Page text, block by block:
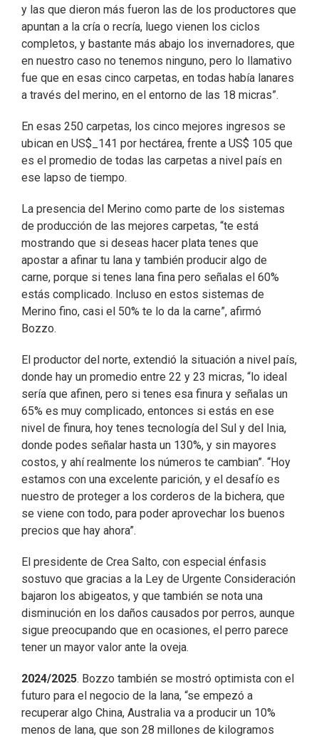
y las que dieron más fueron las de los productores que
apuntan a la cría o recría, luego vienen los ciclos
completos, y bastante más abajo los invernadores, que
en nuestro caso no tenemos ninguno, pero lo llamativo
fue que en esas cinco carpetas, en todas había lanares
a través del merino, en el entorno de las 18 micras”.
En esas 250 carpetas, los cinco mejores ingresos se
ubican en US$_141 por hectárea, frente a US$ 105 que
es el promedio de todas las carpetas a nivel país en
ese lapso de tiempo.
La presencia del Merino como parte de los sistemas
de producción de las mejores carpetas, “te está
mostrando que si deseas hacer plata tenes que
apostar a afinar tu lana y también producir algo de
carne, porque si tenes lana fina pero señalas el 60%
estás complicado. Incluso en estos sistemas de
Merino fino, casi el 50% te lo da la carne”, afirmó
Bozzo.
El productor del norte, extendió la situación a nivel país,
donde hay un promedio entre 22 y 23 micras, “lo ideal
sería que afinen, pero si tenes esa finura y señalas un
65% es muy complicado, entonces si estás en ese
nivel de finura, hoy tenes tecnología del Sul y del Inia,
donde podes señalar hasta un 130%, y sin mayores
costos, y ahí realmente los números te cambian”. “Hoy
estamos con una excelente parición, y el desafío es
nuestro de proteger a los corderos de la bichera, que
se viene con todo, para poder aprovechar los buenos
precios que hay ahora”.
El presidente de Crea Salto, con especial énfasis
sostuvo que gracias a la Ley de Urgente Consideración
bajaron los abigeatos, y que también se nota una
disminución en los daños causados por perros, aunque
sigue preocupando que en ocasiones, el perro parece
tener un mayor valor ante la oveja.
2024/2025. Bozzo también se mostró optimista con el
futuro para el negocio de la lana, “se empezó a
recuperar algo China, Australia va a producir un 10%
menos de lana, que son 28 millones de kilogramos